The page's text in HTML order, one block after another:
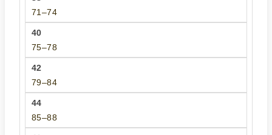
71–74
75–78
79–84
85–88